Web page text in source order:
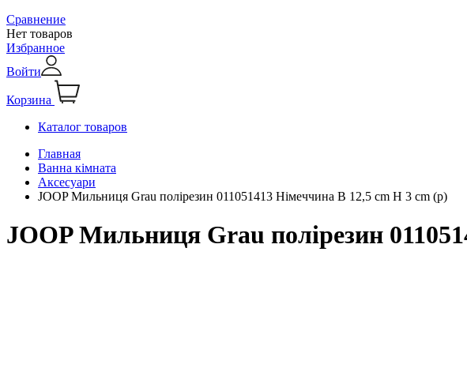
Сравнение
Нет товаров
Избранное
Войти
Корзина
Каталог товаров
Главная
Ванна кімната
Аксесуари
JOOP Мильниця Grau полірезин 011051413 Німеччина B 12,5 cm H 3 cm (р)
JOOP Мильниця Grau полірезин